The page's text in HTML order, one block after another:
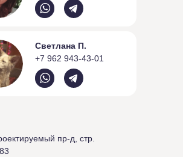
пр-д, стр.
Светлана П.
+7 962 943-43-01